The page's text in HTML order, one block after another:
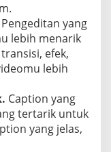
Pengeditan yang
lebih menarik
efek,
lebih
Caption yang
tertarik untuk
yang jelas,